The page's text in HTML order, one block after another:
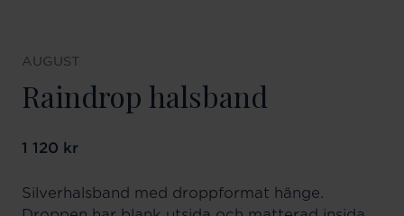
AUGUST
Raindrop halsband
Pris: 1 120 kr
1 120 kr
Silverhalsband med droppformat hänge.